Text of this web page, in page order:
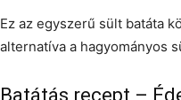
Ez az egyszerű sült batáta
alternatíva a hagyományos
Batátás recept –